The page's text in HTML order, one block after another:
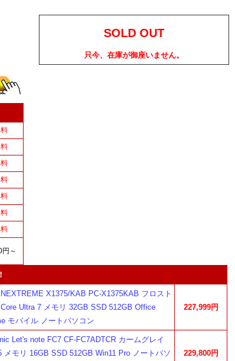
円～
SOLD OUT
只今、在庫が御座いません。
NEXTREME X1375/KAB PC-X1375KAB フロスト
Ultra 7 メモリ 32GB SSD 512GB Office
モバイル ノートパソコン
227,999円
Let's note FC7 CF-FC7ADTCR カームグレイ
メモリ 16GB SSD 512GB Win11 Pro ノートパソ
229,800円